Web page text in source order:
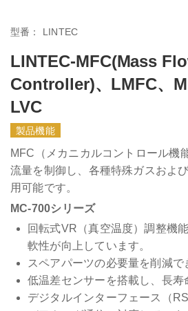
型番： LINTEC
LINTEC-MFC(Mass
Controller)、LMFC、
LVC
製品機能
MFC（メカニカルコントロール機
流量を制御し、各種特殊ガスおよ
用可能です。
MC-700シリーズ
回転式VR（真空温度）調整機
軟性が向上しています。
スペアパーツの必要量を削減で
低温差センサーを搭載し、長寿
デジタルインターフェース（